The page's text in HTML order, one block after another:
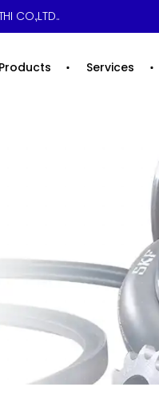
CO.,LTD..
Products Services